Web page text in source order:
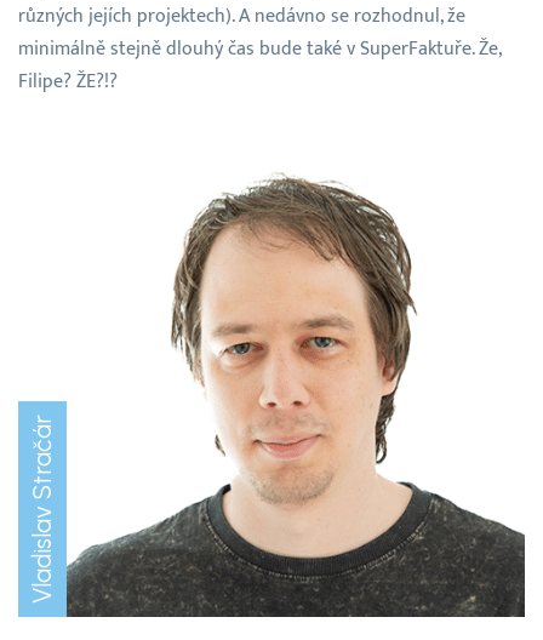
různých jejích projektech). A nedávno se rozhodnul, že
minimálně stejně dlouhý čas bude také v SuperFaktuře. Že,
Filipe? ŽE?!?
Vladislav Stračár